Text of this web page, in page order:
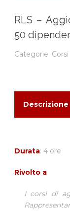
RLS –
50
Categorie:
Descrizione
Durata: 4 ore
Rivolto a
I corsi di